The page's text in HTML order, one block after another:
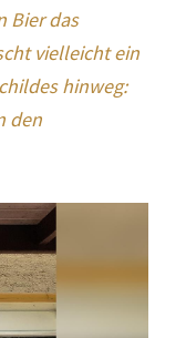
Bier das
vielleicht ein
hinweg:
den